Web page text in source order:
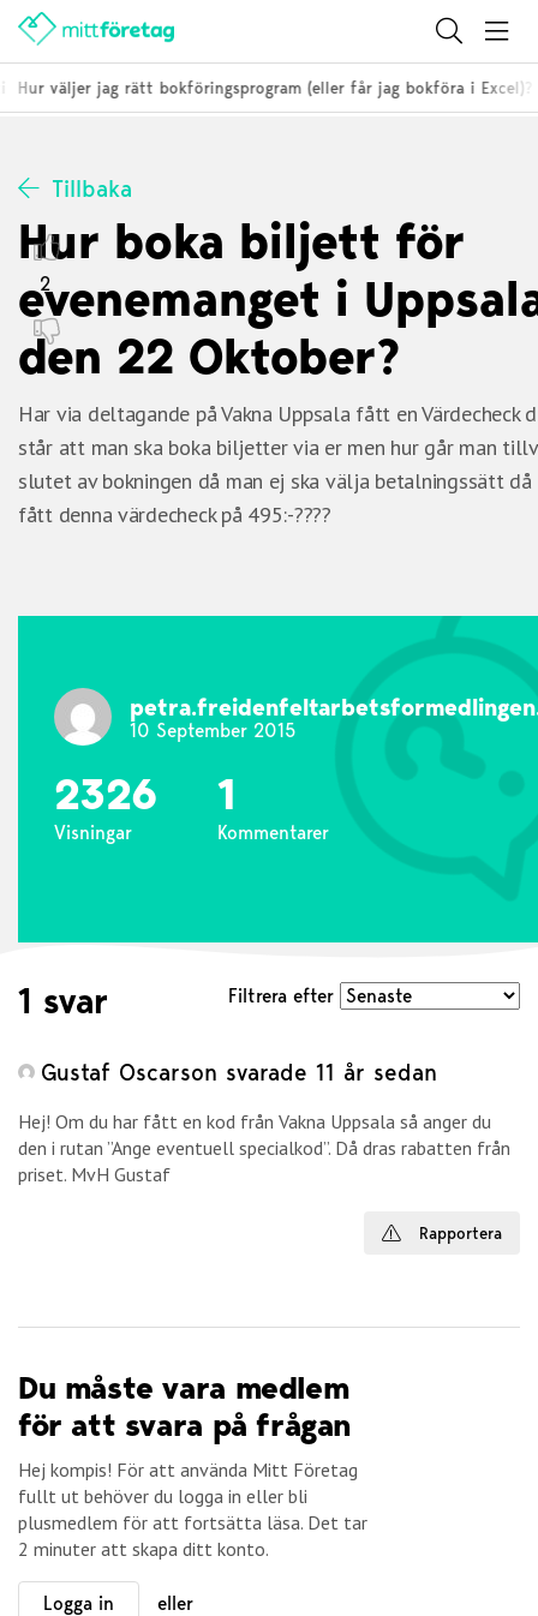
Hur väljer jag rätt bokföringsprogram (eller får jag bokföra i Excel)?
2
Tillbaka
Hur boka biljett för
evenemanget i
den 22 Oktober?
Har via deltagande på Vakna Uppsala fått en Värdecheck
står att man ska boka biljetter via er men hur går man
slutet av bokningen då man ej ska välja betalningssätt då
fått denna värdecheck på 495:-????
10 September 2015
2326
Visningar
1
Kommentarer
1 svar Filtrera efter
Gustaf Oscarson svarade 11 år sedan
Hej! Om du har fått en kod från Vakna Uppsala så anger du
den i rutan ”Ange eventuell specialkod”. Då dras rabatten från
priset. MvH Gustaf
Rapportera
Du måste vara medlem
för att svara på frågan
Hej kompis! För att använda Mitt Företag
fullt ut behöver du logga in eller bli
plusmedlem för att fortsätta läsa. Det tar
2 minuter att skapa ditt konto.
Logga in
eller